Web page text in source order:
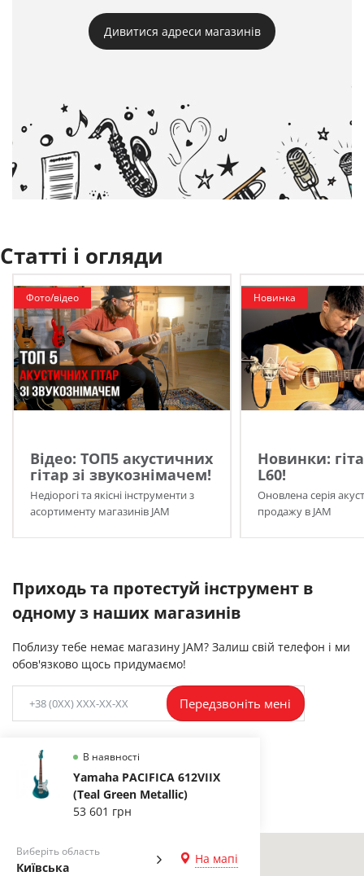
Дивитися адреси магазинів
Статті і огляди
Фото/відео
Відео: ТОП5 акустичних
гітар зі звукознімачем!
Недіорогі та якісні інструменти з
асортименту магазинів JAM
Новинка
Новинки:
L60!
Оновлена серія
продажу в JAM
Приходь та протестуй інструмент в
одному з наших магазинів
Поблизу тебе немає магазину JAM? Залиш свій телефон і ми
обов'язково щось придумаємо!
В наявності
Yamaha PACIFICA 612VIIX
(Teal Green Metallic)
53 601 грн
Виберіть область
Київська
На мапі
Передзвоніть мені